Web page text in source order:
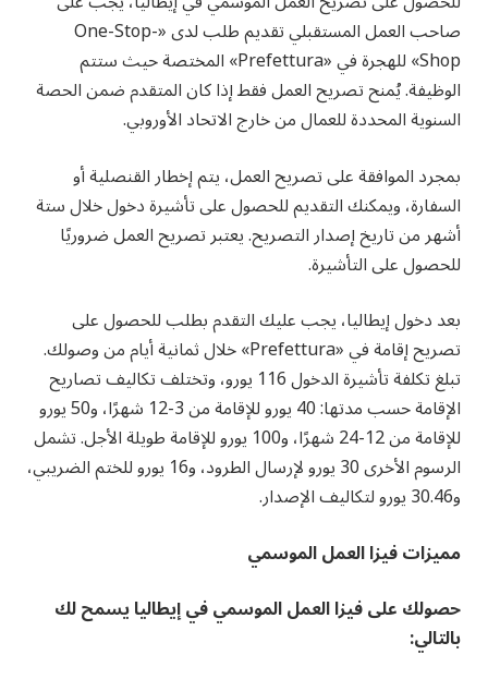
صاحب العمل المستقبلي تقديم طلب لدى «One-Stop-
Shop» للهجرة في «Prefettura» المختصة حيث ستتم
الوظيفة. يُمنح تصريح العمل فقط إذا كان المتقدم ضمن الحصة
السنوية المحددة للعمال من خارج الاتحاد الأوروبي.
بمجرد الموافقة على تصريح العمل، يتم إخطار القنصلية أو
السفارة، ويمكنك التقديم للحصول على تأشيرة دخول خلال ستة
أشهر من تاريخ إصدار التصريح. يعتبر تصريح العمل ضروريًا
للحصول على التأشيرة.
بعد دخول إيطاليا، يجب عليك التقدم بطلب للحصول على
تصريح إقامة في «Prefettura» خلال ثمانية أيام من وصولك.
تبلغ تكلفة تأشيرة الدخول 116 يورو، وتختلف تكاليف تصاريح
الإقامة حسب مدتها: 40 يورو للإقامة من 3-12 شهرًا، و50 يورو
للإقامة من 12-24 شهرًا، و100 يورو للإقامة طويلة الأجل. تشمل
الرسوم الأخرى 30 يورو لإرسال الطرود، و16 يورو للختم الضريبي،
و30.46 يورو لتكاليف الإصدار.
مميزات فيزا العمل الموسمي
حصولك على فيزا العمل الموسمي في إيطاليا يسمح لك
بالتالي: